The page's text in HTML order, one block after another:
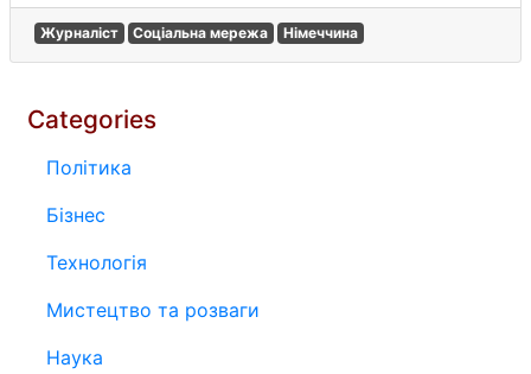
Журналіст Соціальна мережа Німеччина
Categories
Політика
Бізнес
Технологія
Мистецтво та розваги
Наука